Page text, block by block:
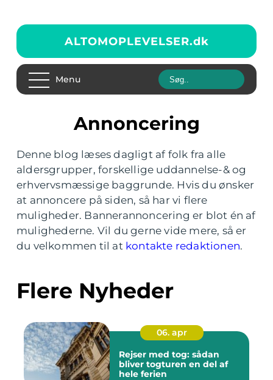
ALTOMOPLEVELSER.dk
Menu
Annoncering
Denne blog læses dagligt af folk fra alle
aldersgrupper, forskellige uddannelse-& og
erhvervsmæssige baggrunde. Hvis du ønsker
at annoncere på siden, så har vi flere
muligheder. Bannerannoncering er blot én af
mulighederne. Vil du gerne vide mere, så er
du velkommen til at kontakte redaktionen.
Flere Nyheder
06. apr
Rejser med tog: sådan
bliver togturen en del af
hele ferien